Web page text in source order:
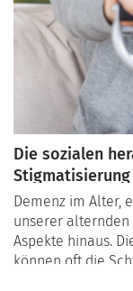
Die sozialen
schärfen
Demenz im Alter,
unserer alternden
Aspekte hinaus.
können oft die